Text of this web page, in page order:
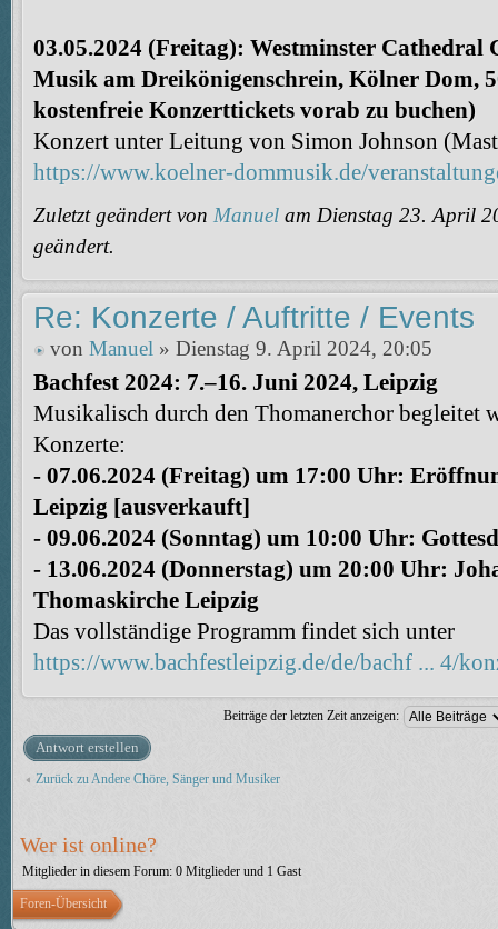
03.05.2024 (Freitag): Westminster
Musik am Dreikönigenschrein, Kölner Dom,
kostenfreie Konzerttickets vorab zu buchen)
Konzert unter Leitung von Simon Johnson
https://www.koelner-dommusik.de/
Zuletzt geändert von Manuel am Dienstag 23. April
geändert.
Re: Konzerte / Auftritte / Events
von Manuel » Dienstag 9. April 2024, 20:05
Bachfest 2024: 7.–16. Juni 2024, Leipzig
Musikalisch durch den Thomanerchor begleitet
Konzerte:
- 07.06.2024 (Freitag) um 17:00 Uhr:
Leipzig [ausverkauft]
- 09.06.2024 (Sonntag) um 10:00 Uhr:
- 13.06.2024 (Donnerstag) um 20:00 Uhr:
Thomaskirche Leipzig
Das vollständige Programm findet sich unter
https://www.bachfestleipzig.de/de/bachf ... 4/
Beiträge der letzten Zeit anzeigen:
Antwort erstellen
Zurück zu Andere Chöre, Sänger und Musiker
Wer ist online?
Mitglieder in diesem Forum: 0 Mitglieder und 1 Gast
Foren-Übersicht